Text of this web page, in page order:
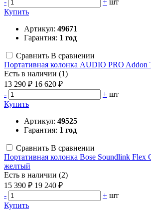
-
+ шт
Купить
Артикул: 49671
Гарантия: 1 год
Сравнить В сравнении
Портативная колонка AUDIO PRO Addon
Есть в наличии (1)
13 290 ₽ 16 620 ₽
-
+ шт
Купить
Артикул: 49525
Гарантия: 1 год
Сравнить В сравнении
Портативная колонка Bose Soundlink Flex
желтый
Есть в наличии (2)
15 390 ₽ 19 240 ₽
-
+ шт
Купить